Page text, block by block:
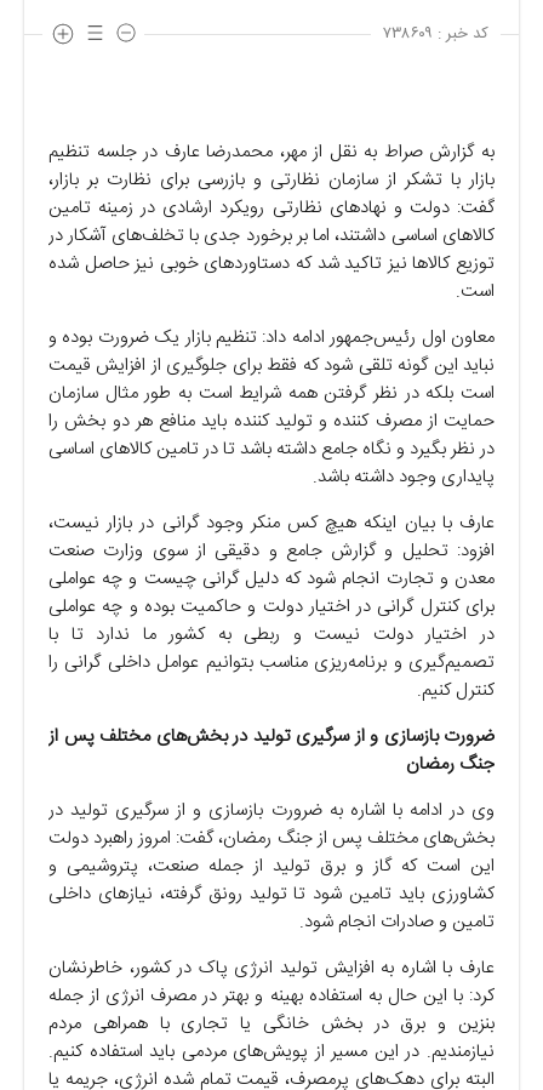
کد خبر : ۷۳۸۶۰۹
به گزارش صراط به نقل از مهر، محمدرضا عارف در جلسه تنظیم
بازار با تشکر از سازمان نظارتی و بازرسی برای نظارت بر بازار،
گفت: دولت و نهاد‌های نظارتی رویکرد ارشادی در زمینه تامین
کالا‌های اساسی داشتند، اما بر برخورد جدی با تخلف‌های آشکار در
توزیع کالا‌ها نیز تاکید شد که دستاورد‌های خوبی نیز حاصل شده
است.
معاون اول رئیس‌جمهور ادامه داد: تنظیم بازار یک ضرورت بوده و
نباید این گونه تلقی شود که فقط برای جلوگیری از افزایش قیمت
است بلکه در نظر گرفتن همه شرایط است به طور مثال سازمان
حمایت از مصرف کننده و تولید کننده باید منافع هر دو بخش را
در نظر بگیرد و نگاه جامع داشته باشد تا در تامین کالا‌های اساسی
پایداری وجود داشته باشد.
عارف با بیان اینکه هیچ کس منکر وجود گرانی در بازار نیست،
افزود: تحلیل و گزارش جامع و دقیقی از سوی وزارت صنعت
معدن و تجارت انجام شود که دلیل گرانی چیست و چه عواملی
برای کنترل گرانی در اختیار دولت و حاکمیت بوده و چه عواملی
در اختیار دولت نیست و ربطی به کشور ما ندارد تا با
تصمیم‌گیری و برنامه‌ریزی مناسب بتوانیم عوامل داخلی گرانی را
کنترل کنیم.
ضرورت بازسازی و از سرگیری تولید در بخش‌های مختلف پس از
جنگ رمضان
وی در ادامه با اشاره به ضرورت بازسازی و از سرگیری تولید در
بخش‌های مختلف پس از جنگ رمضان، گفت: امروز راهبرد دولت
این است که گاز و برق تولید از جمله صنعت، پتروشیمی و
کشاورزی باید تامین شود تا تولید رونق گرفته، نیاز‌های داخلی
تامین و صادرات انجام شود.
عارف با اشاره به افزایش تولید انرژی پاک در کشور، خاطرنشان
کرد: با این حال به استفاده بهینه و بهتر در مصرف انرژی از جمله
بنزین و برق در بخش خانگی یا تجاری با همراهی مردم
نیازمندیم. در این مسیر از پویش‌های مردمی باید استفاده کنیم.
البته برای دهک‌های پرمصرف، قیمت تمام شده انرژی، جریمه یا